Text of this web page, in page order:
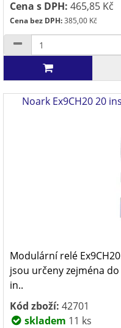
Cena s DPH: 465,85 Kč
Cena bez DPH:385,00 Kč
Noark Ex9CH20 20
Modulární relé
jsou určeny zejména
in..
Kód zboží: 42701
skladem 11 ks